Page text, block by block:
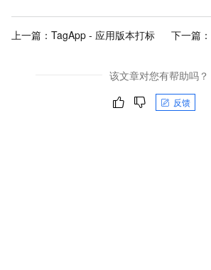
上一篇： TagApp - 应用版本打标 下一篇：
该文章对您有帮助吗？
反馈